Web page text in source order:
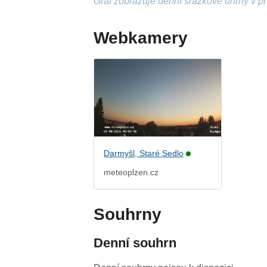
Webkamery
Darmyšl, Staré Sedlo
meteoplzen.cz
Souhrny
Denní souhrn